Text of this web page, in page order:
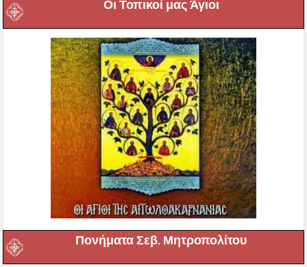
Οι Τοπικοί μας Άγιοι
Πονήματα Σεβ. Μητροπολίτου